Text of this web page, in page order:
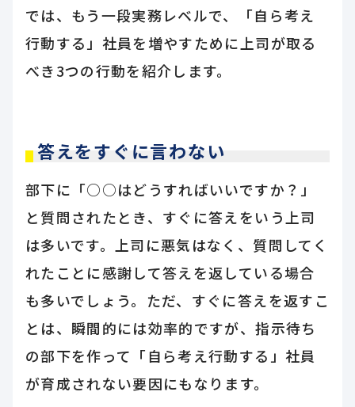
では、もう一段実務レベルで、「自ら考え
行動する」社員を増やすために上司が取る
べき3つの行動を紹介します。
答えをすぐに言わない
部下に「○○はどうすればいいですか？」
と質問されたとき、すぐに答えをいう上司
は多いです。上司に悪気はなく、質問してく
れたことに感謝して答えを返している場合
も多いでしょう。ただ、すぐに答えを返すこ
とは、瞬間的には効率的ですが、指示待ち
の部下を作って「自ら考え行動する」社員
が育成されない要因にもなります。